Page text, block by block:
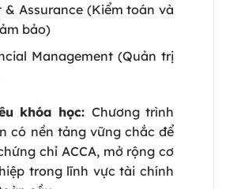
& Assurance (Kiểm toán và
bảo)
Management (Quản trị
khóa học: Chương trình
có nền tảng vững chắc để
chỉ ACCA, mở rộng cơ
trong lĩnh vực tài chính